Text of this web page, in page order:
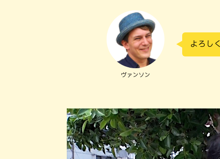
ヴァンソン
よろし